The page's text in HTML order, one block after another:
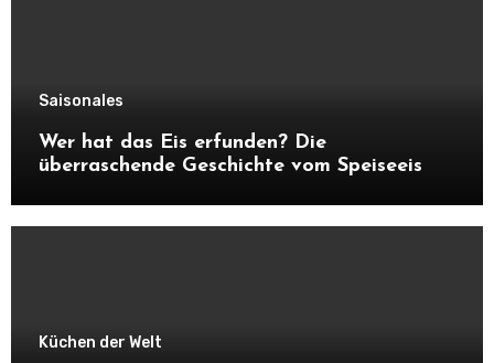
Saisonales
Wer hat das Eis erfunden? Die
überraschende Geschichte vom Speiseeis
Küchen der Welt